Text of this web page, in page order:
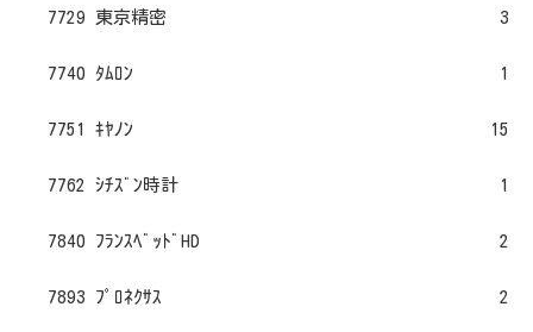
7729 東京精密 3
7740 ﾀﾑﾛﾝ 1
7751 ｷﾔﾉﾝ 15
7762 ｼﾁｽﾞﾝ時計 1
7840 ﾌﾗﾝｽﾍﾞｯﾄﾞHD 2
7893 ﾌﾟﾛﾈｸｻｽ 2